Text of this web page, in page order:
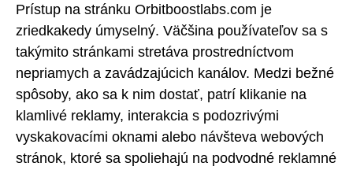
Prístup na stránku Orbitboostlabs.com je
zriedkakedy úmyselný. Väčšina používateľov sa s
takýmito stránkami stretáva prostredníctvom
nepriamych a zavádzajúcich kanálov. Medzi bežné
spôsoby, ako sa k nim dostať, patrí klikanie na
klamlivé reklamy, interakcia s podozrivými
vyskakovacími oknami alebo návšteva webových
stránok, ktoré sa spoliehajú na podvodné reklamné